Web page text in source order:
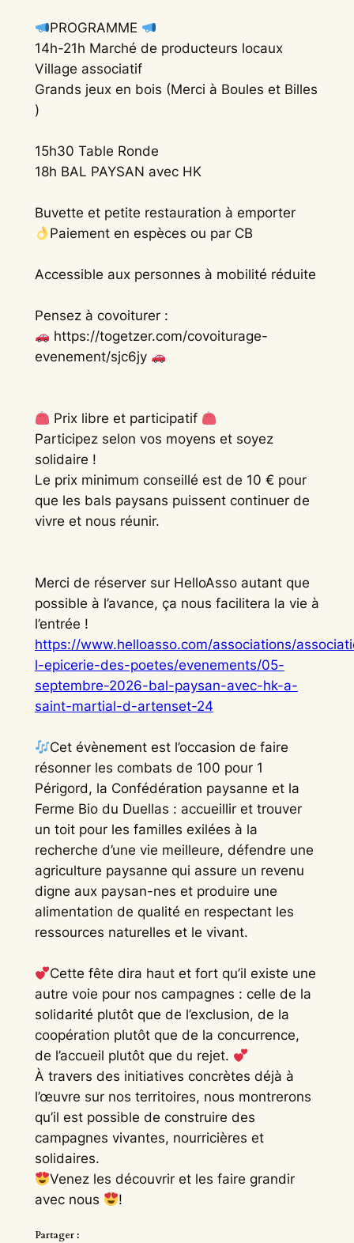
PROGRAMME
14h-21h Marché de producteurs locaux
Village associatif
Grands jeux en bois (Merci à Boules et Billes
)
15h30 Table Ronde
18h BAL PAYSAN avec HK
Buvette et petite restauration à emporter
Paiement en espèces ou par CB
Accessible aux personnes à mobilité réduite
Pensez à covoiturer :
https://togetzer.com/covoiturage-
evenement/sjc6jy
Prix libre et participatif
Participez selon vos moyens et soyez
solidaire !
Le prix minimum conseillé est de 10 € pour
que les bals paysans puissent continuer de
vivre et nous réunir.
Merci de réserver sur HelloAsso autant que
possible à l’avance, ça nous facilitera la vie à
l’entrée !
https://www.helloasso.com/associations/
l-epicerie-des-poetes/evenements/05-
septembre-2026-bal-paysan-avec-hk-a-
saint-martial-d-artenset-24
Cet évènement est l’occasion de faire
résonner les combats de 100 pour 1
Périgord, la Confédération paysanne et la
Ferme Bio du Duellas : accueillir et trouver
un toit pour les familles exilées à la
recherche d’une vie meilleure, défendre une
agriculture paysanne qui assure un revenu
digne aux paysan-nes et produire une
alimentation de qualité en respectant les
ressources naturelles et le vivant.
Cette fête dira haut et fort qu’il existe une
autre voie pour nos campagnes : celle de la
solidarité plutôt que de l’exclusion, de la
coopération plutôt que de la concurrence,
de l’accueil plutôt que du rejet.
À travers des initiatives concrètes déjà à
l’œuvre sur nos territoires, nous montrerons
qu’il est possible de construire des
campagnes vivantes, nourricières et
solidaires.
Venez les découvrir et les faire grandir
avec nous
!
Partager :